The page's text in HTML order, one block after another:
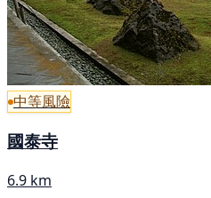
中等風險
國泰寺
6.9 km